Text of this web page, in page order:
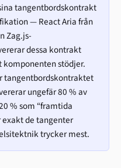
tangentbordskontrakt
— React Aria från
Zag.js-
dessa kontrakt
komponenten stödjer.
tangentbordskontraktet
ungefär 80 % av
% som “framtida
exakt de tangenter
trycker mest.